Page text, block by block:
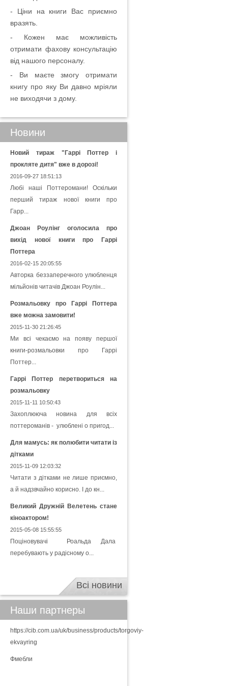
- Ціни на книги Вас приємно
вразять.
- Кожен має можливість
отримати фахову консультацію
від нашого персоналу.
- Ви маєте змогу отримати
книгу про яку Ви давно мріяли
не виходячи з дому.
Новини
Новий тираж "Гаррі Поттер і
прокляте дитя" вже в дорозі!
2016-09-27 18:51:13
Любі наші Поттеромани! Оскільки
перший тираж нової книги про
Гарр...
Джоан Роулінг оголосила про
вихід нової книги про Гаррі
Поттера
2016-02-15 20:05:55
Авторка беззаперечного улюбленця
мільйонів читачів Джоан Роулін...
Розмальовку про Гаррі Поттера
вже можна замовити!
2015-11-30 21:26:45
Ми всі чекаємо на появу першої
книги-розмальовки про Гаррі
Поттер...
Гаррі Поттер перетвориться на
розмальовку
2015-11-11 10:50:43
Захоплююча новина для всіх
поттероманів - улюблені о пригод...
Для мамусь: як полюбити читати із
дітками
2015-11-09 12:03:32
Читати з дітками не лише приємно,
а й надзвчайно корисно. І до кн...
Великий Дружній Велетень стане
кіноактором!
2015-05-08 15:55:55
Поціновувачі Роальда Дала
перебувають у радісному о...
Всі новини
Наши партнеры
https://cib.com.ua/uk/business/products/torgoviy-
ekvayring
Фмебли